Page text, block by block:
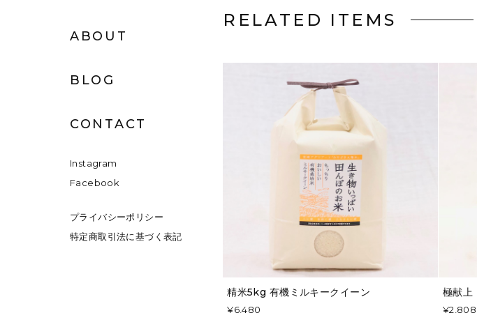
ABOUT
BLOG
CONTACT
Instagram
Facebook
プライバシーポリシー
特定商取引法に基づく表記
RELATED ITEMS
精米5kg 有機ミルキークイーン
¥6,480
極献
¥2,808